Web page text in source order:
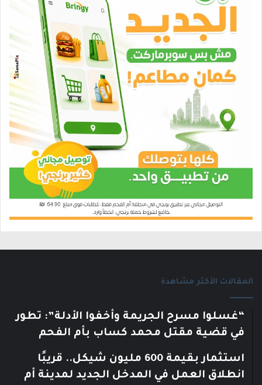
المقالات الأكثر مشاهدة
“غسلوا مسرح الجريمة وأخفوا الأدلة”: تطور
في قضية مقتل محمد كساب بأم الفحم
استثمار بقيمة 600 مليون شيكل.. قريبًا
انطلاق العمل في المدخل الجديد لمدينة أم